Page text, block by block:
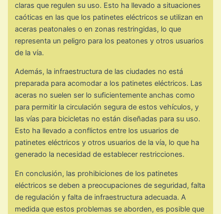
claras que regulen su uso. Esto ha llevado a situaciones
caóticas en las que los patinetes eléctricos se utilizan en
aceras peatonales o en zonas restringidas, lo que
representa un peligro para los peatones y otros usuarios
de la vía.
Además, la infraestructura de las ciudades no está
preparada para acomodar a los patinetes eléctricos. Las
aceras no suelen ser lo suficientemente anchas como
para permitir la circulación segura de estos vehículos, y
las vías para bicicletas no están diseñadas para su uso.
Esto ha llevado a conflictos entre los usuarios de
patinetes eléctricos y otros usuarios de la vía, lo que ha
generado la necesidad de establecer restricciones.
En conclusión, las prohibiciones de los patinetes
eléctricos se deben a preocupaciones de seguridad, falta
de regulación y falta de infraestructura adecuada. A
medida que estos problemas se aborden, es posible que